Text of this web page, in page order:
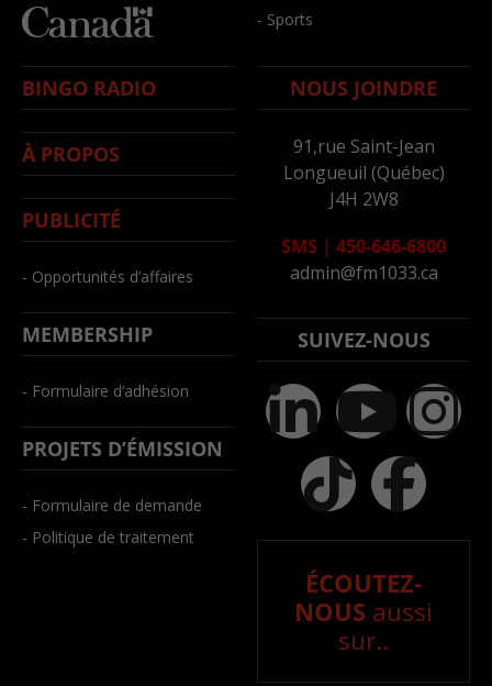
- Sports
BINGO RADIO
À PROPOS
PUBLICITÉ
- Opportunités d’affaires
MEMBERSHIP
- Formulaire d’adhésion
PROJETS D’ÉMISSION
- Formulaire de demande
- Politique de traitement
NOUS JOINDRE
91,rue Saint-Jean
Longueuil (Québec)
J4H 2W8
SMS | 450-646-6800
admin@fm1033.ca
SUIVEZ-NOUS
ÉCOUTEZ-
NOUS aussi
sur..